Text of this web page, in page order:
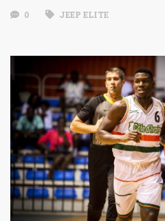
0 JEEP ELITE